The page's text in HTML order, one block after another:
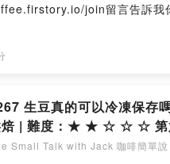
和風味特色的原理究竟如何？
、酵母接菌、共發酵、風味浸
？精品生豆從採收到成為生豆
節發生的失誤又會產生什麼瑕
度/酸鹼值/水份活性/微生物菌
與監控整個處理過程變成了不
化後製的年代，創造風味有特
科學/微生物學原理設計咖啡的
join留言告訴我
by Firstory Hosting
生豆真的可以冷凍保存嗎？
啡烘焙 |
Small Talk with Jack 咖啡簡單說